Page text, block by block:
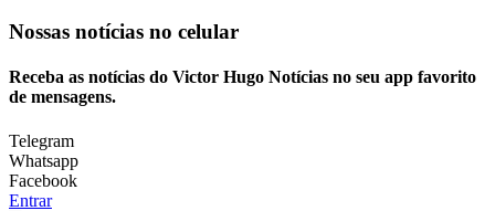
Nossas notícias no celular
Receba as notícias do Victor Hugo Notícias no seu app favorito
de mensagens.
Telegram
Whatsapp
Facebook
Entrar